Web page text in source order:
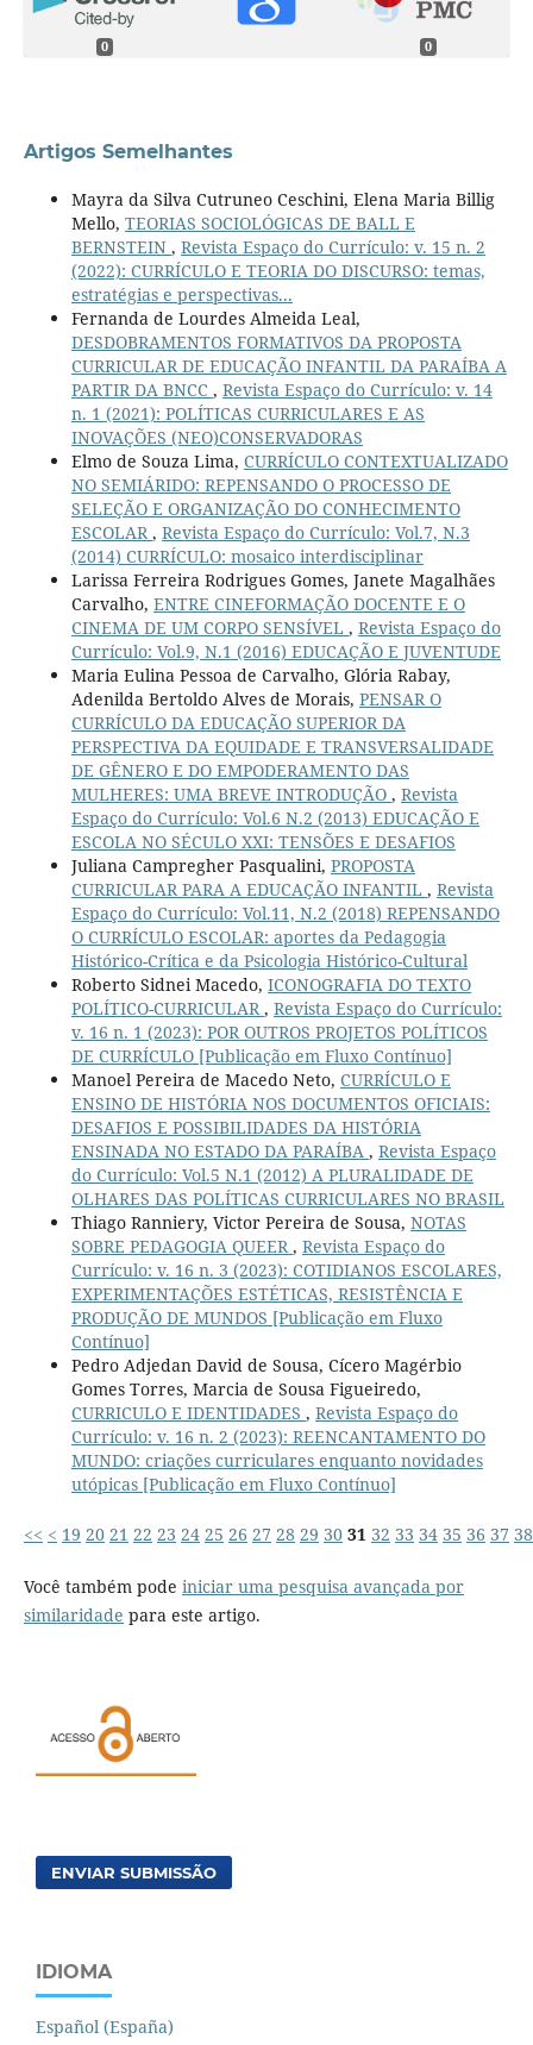
0 0
Artigos Semelhantes
Mayra da Silva Cutruneo Ceschini, Elena Maria Billig
Mello, TEORIAS SOCIOLÓGICAS DE BALL E
BERNSTEIN , Revista Espaço do Currículo: v. 15 n. 2
(2022): CURRÍCULO E TEORIA DO DISCURSO: temas,
estratégias e perspectivas...
Fernanda de Lourdes Almeida Leal,
DESDOBRAMENTOS FORMATIVOS DA PROPOSTA
CURRICULAR DE EDUCAÇÃO INFANTIL DA PARAÍBA A
PARTIR DA BNCC , Revista Espaço do Currículo: v. 14
n. 1 (2021): POLÍTICAS CURRICULARES E AS
INOVAÇÕES (NEO)CONSERVADORAS
Elmo de Souza Lima, CURRÍCULO CONTEXTUALIZADO
NO SEMIÁRIDO: REPENSANDO O PROCESSO DE
SELEÇÃO E ORGANIZAÇÃO DO CONHECIMENTO
ESCOLAR, Revista Espaço do Currículo: Vol.7, N.3
(2014) CURRÍCULO: mosaico interdisciplinar
Larissa Ferreira Rodrigues Gomes, Janete Magalhães
Carvalho, ENTRE CINEFORMAÇÃO DOCENTE E O
CINEMA DE UM CORPO SENSÍVEL , Revista Espaço do
Currículo: Vol.9, N.1 (2016) EDUCAÇÃO E JUVENTUDE
Maria Eulina Pessoa de Carvalho, Glória Rabay,
Adenilda Bertoldo Alves de Morais, PENSAR O
CURRÍCULO DA EDUCAÇÃO SUPERIOR DA
PERSPECTIVA DA EQUIDADE E TRANSVERSALIDADE
DE GÊNERO E DO EMPODERAMENTO DAS
MULHERES: UMA BREVE INTRODUÇÃO , Revista
Espaço do Currículo: Vol.6 N.2 (2013) EDUCAÇÃO E
ESCOLA NO SÉCULO XXI: TENSÕES E DESAFIOS
Juliana Campregher Pasqualini, PROPOSTA
CURRICULAR PARA A EDUCAÇÃO INFANTIL , Revista
Espaço do Currículo: Vol.11, N.2 (2018) REPENSANDO
O CURRÍCULO ESCOLAR: aportes da Pedagogia
Histórico-Crítica e da Psicologia Histórico-Cultural
Roberto Sidnei Macedo, ICONOGRAFIA DO TEXTO
POLÍTICO-CURRICULAR, Revista Espaço do Currículo:
v. 16 n. 1 (2023): POR OUTROS PROJETOS POLÍTICOS
DE CURRÍCULO [Publicação em Fluxo Contínuo]
Manoel Pereira de Macedo Neto, CURRÍCULO E
ENSINO DE HISTÓRIA NOS DOCUMENTOS OFICIAIS:
DESAFIOS E POSSIBILIDADES DA HISTÓRIA
ENSINADA NO ESTADO DA PARAÍBA , Revista Espaço
do Currículo: Vol.5 N.1 (2012) A PLURALIDADE DE
OLHARES DAS POLÍTICAS CURRICULARES NO BRASIL
Thiago Ranniery, Victor Pereira de Sousa, NOTAS
SOBRE PEDAGOGIA QUEER, Revista Espaço do
Currículo: v. 16 n. 3 (2023): COTIDIANOS ESCOLARES,
EXPERIMENTAÇÕES ESTÉTICAS, RESISTÊNCIA E
PRODUÇÃO DE MUNDOS [Publicação em Fluxo
Contínuo]
Pedro Adjedan David de Sousa, Cícero Magérbio
Gomes Torres, Marcia de Sousa Figueiredo,
CURRICULO E IDENTIDADES , Revista Espaço do
Currículo: v. 16 n. 2 (2023): REENCANTAMENTO DO
MUNDO: criações curriculares enquanto novidades
utópicas [Publicação em Fluxo Contínuo]
<< < 19 20 21 22 23 24 25 26 27 28 29 30 31 32 33 34 35 36 37 38
Você também pode iniciar uma pesquisa avançada por
similaridade para este artigo.
ENVIAR SUBMISSÃO
IDIOMA
Español (España)